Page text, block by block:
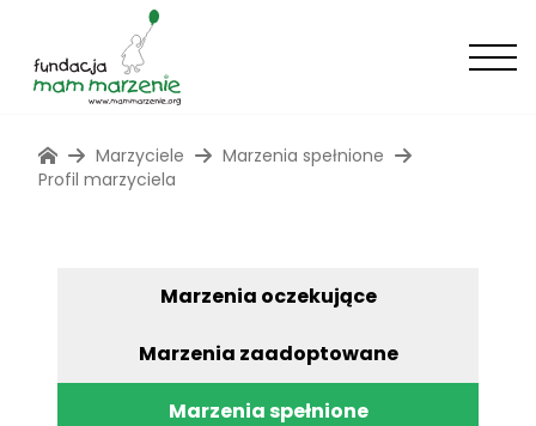
Marzyciele
Marzenia spełnione
Profil marzyciela
Marzenia oczekujące
Marzenia zaadoptowane
Marzenia spełnione